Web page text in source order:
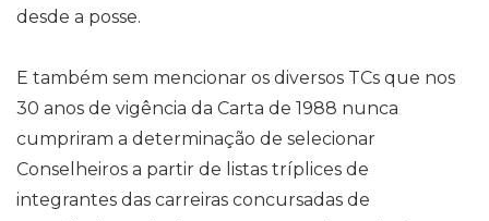
desde a posse.
E também sem mencionar os diversos TCs que nos
30 anos de vigência da Carta de 1988 nunca
cumpriram a determinação de selecionar
Conselheiros a partir de listas tríplices de
integrantes das carreiras concursadas de